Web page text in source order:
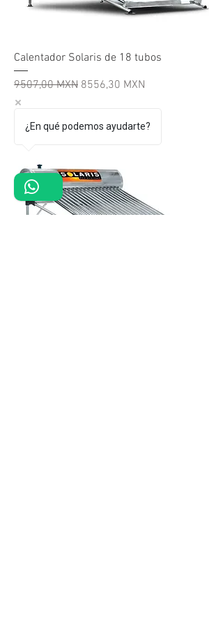
Calentador Solaris de 18 tubos
Precio
9507,00 MXN Precio de oferta
8556,30 MXN
¿En qué podemos ayudarte?